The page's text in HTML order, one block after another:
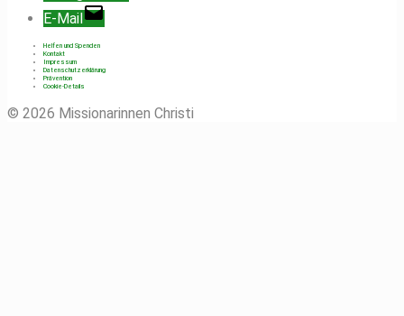
E-Mail
Helfen und Spenden
Kontakt
Impressum
Datenschutzerklärung
Prävention
Cookie-Details
© 2026 Missionarinnen Christi